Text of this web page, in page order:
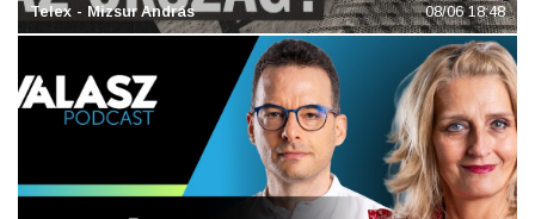
Telex - Mizsur András 08/06 18:48